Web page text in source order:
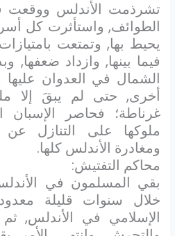
تشرذمت الأندلس
الطوائف, واستأثرت كل
يحيط بها, وتمتعت
فيما بينها, وازداد ضعفها,
الشمال في العدوان عليها
أخرى, حتى لم يبقَ إلا
غرناطة؛ فحاصر الإسبان
ملوكها على التنازل عن
ومغادرة الأندلس كلها.
محاكم التفتيش:
بقي المسلمون في
خلال سنوات قليلة
الإسلامي في الأندلس, ثم